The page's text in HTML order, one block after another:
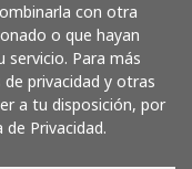
con otra
o que hayan
Para más
privacidad y otras
a tu disposición, por
Privacidad.